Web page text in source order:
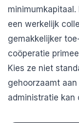
een werkelijk
gemakkelijker
coöperatie
Kies ze niet
gehoorzaamt
administratie kan